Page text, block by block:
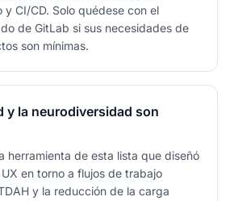
CI/CD. Solo quédese con el
de GitLab si sus necesidades de
son mínimas.
y la neurodiversidad son
herramienta de esta lista que diseñó
en torno a flujos de trabajo
y la reducción de la carga